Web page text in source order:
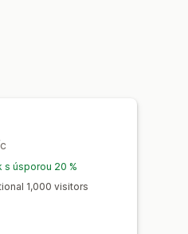
úsporou 20 %
1,000 visitors